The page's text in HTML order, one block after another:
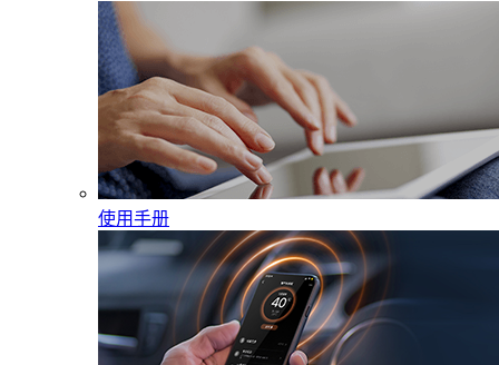
使用手册